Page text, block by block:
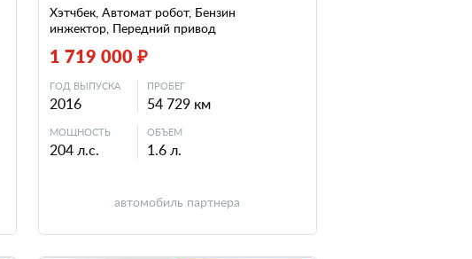
Хэтчбек, Автомат робот, Бензин
инжектор, Передний привод
1 719 000 ₽
ГОД ВЫПУСКА
2016
ПРОБЕГ
54 729 км
МОЩНОСТЬ
204 л.с.
ОБЪЕМ
1.6 л.
автомобиль партнера